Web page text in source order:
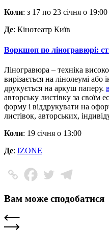
Коли: з 17 по 23 січня о 19:00
Де: Кінотеатр Київ
Воркшоп по ліногравюрі:
Ліногравюра – техніка
вирізається на лінолеумі або
друкується на аркуш паперу.
авторську листівку за своїм
форму і віддрукувати на
листівок, авторських,
Коли: 19 січня о 13:00
Де: IZONE
Вам може сподобатися